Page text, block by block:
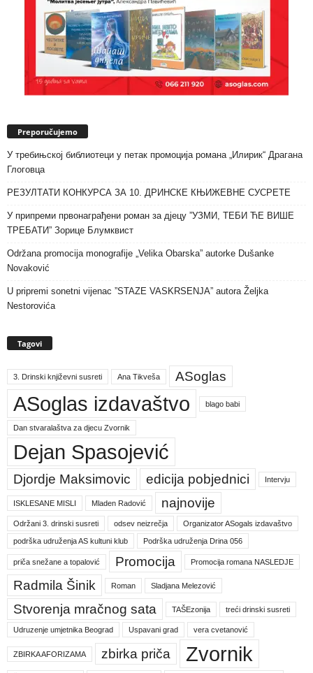
Preporučujemo
У требињској библиотеци у петак промоција романа „Илирик“ Драгана
Глоговца
РЕЗУЛТАТИ КОНКУРСА ЗА 10. ДРИНСКЕ КЊИЖЕВНЕ СУСРЕТЕ
У припреми првонаграђени роман за дјецу ”УЗМИ, ТЕБИ ЋЕ ВИШЕ
ТРЕБАТИ” Зорице Блумквист
Održana promocija monografije „Velika Obarska” autorke Dušanke
Novaković
U pripremi sonetni vijenac ”STAZE VASKRSENJA” autora Željka
Nestorovića
Tagovi
3. Drinski književni susreti Ana Tikveša ASoglas
ASoglas izdavaštvo blago babi
Dan stvaralaštva za djecu Zvornik
Dejan Spasojević
Djordje Maksimovic edicija pobjednici Intervju
ISKLESANE MISLI Mladen Radović najnovije
Održani 3. drinski susreti odsev neizrečja Organizator ASogals izdavaštvo
podrška udruženja AS kultuni klub Podrška udruženja Drina 056
priča snežane a topalović Promocija Promocija romana NASLEDJE
Radmila Šinik Roman Sladjana Melezović
Stvorenja mračnog sata TAŠEzonija treći drinski susreti
Udruzenje umjetnika Beograd Uspavani grad vera cvetanović
ZBIRKA AFORIZAMA zbirka priča Zvornik